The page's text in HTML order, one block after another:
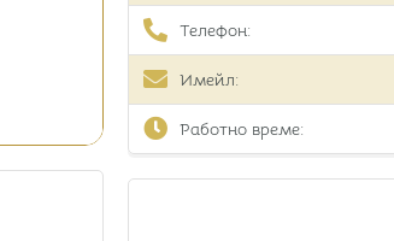
Телефон:
Имейл:
Работно време: